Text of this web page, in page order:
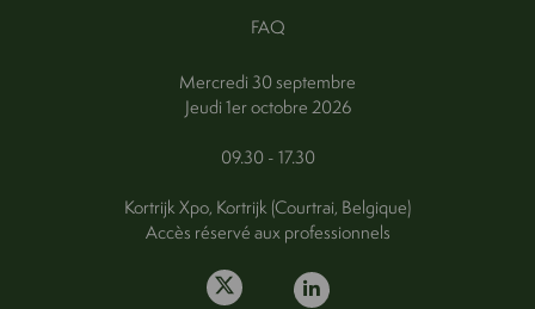
FAQ
Mercredi 30 septembre
Jeudi 1er octobre 2026
09.30 - 17.30
Kortrijk Xpo, Kortrijk (Courtrai, Belgique)
Accès réservé aux professionnels